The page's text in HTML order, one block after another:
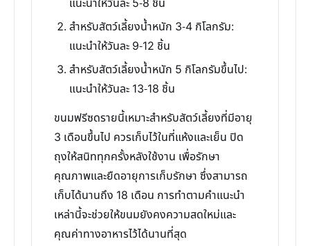
แนะนำให้วันละ 5-8 ชิ้น
สำหรับสัตว์เลี้ยงน้ำหนัก 3-4 กิโลกรัม:
แนะนำให้วันละ 9-12 ชิ้น
สำหรับสัตว์เลี้ยงน้ำหนัก 5 กิโลกรัมขึ้นไป:
แนะนำให้วันละ 13-18 ชิ้น
ขนมฟรีซดรายนี้เหมาะสำหรับสัตว์เลี้ยงที่มีอายุ
3 เดือนขึ้นไป ควรเก็บไว้ในที่แห้งและเย็น ปิด
ถุงให้สนิททุกครั้งหลังใช้งาน เพื่อรักษา
คุณภาพและยืดอายุการเก็บรักษา ซึ่งสามารถ
เก็บได้นานถึง 18 เดือน การทำตามคำแนะนำ
เหล่านี้จะช่วยให้ขนมยังคงความสดใหม่และ
คุณค่าทางอาหารไว้ได้นานที่สุด